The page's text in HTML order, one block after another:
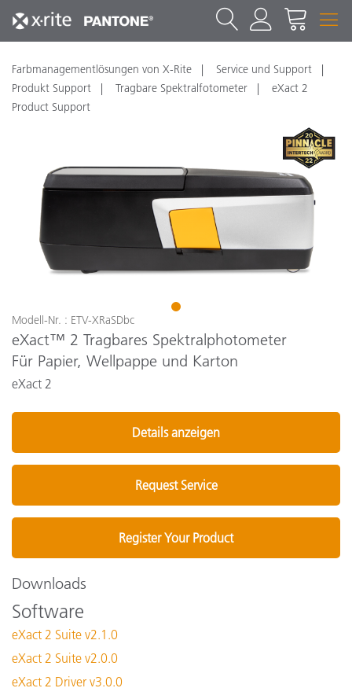
Farbmanagementlösungen von X-Rite
Service und Support
Produkt Support
Tragbare Spektralfotometer
eXact 2
Product Support
1
Modell-Nr. : ETV-XRaSDbc
eXact™ 2 Tragbares Spektralphotometer
Für Papier, Wellpappe und Karton
eXact 2
Details anzeigen
Request Service
Register Your Product
Downloads
Software
eXact 2 Suite v2.1.0
eXact 2 Suite v2.0.0
eXact 2 Driver v3.0.0